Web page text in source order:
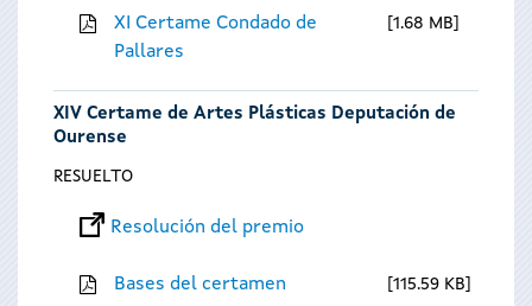
XI Certame Condado de
Pallares
1.68 MB
XIV Certame de Artes Plásticas Deputación de
Ourense
RESUELTO
Resolución del premio
Bases del certamen 115.59 KB